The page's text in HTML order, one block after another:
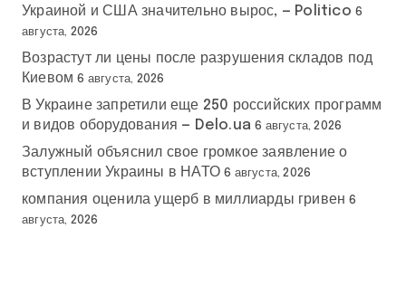
Украиной и США значительно вырос, — Politico 6
августа, 2026
Возрастут ли цены после разрушения складов под
Киевом 6 августа, 2026
В Украине запретили еще 250 российских программ
и видов оборудования — Delo.ua 6 августа, 2026
Залужный объяснил свое громкое заявление о
вступлении Украины в НАТО 6 августа, 2026
компания оценила ущерб в миллиарды гривен 6
августа, 2026